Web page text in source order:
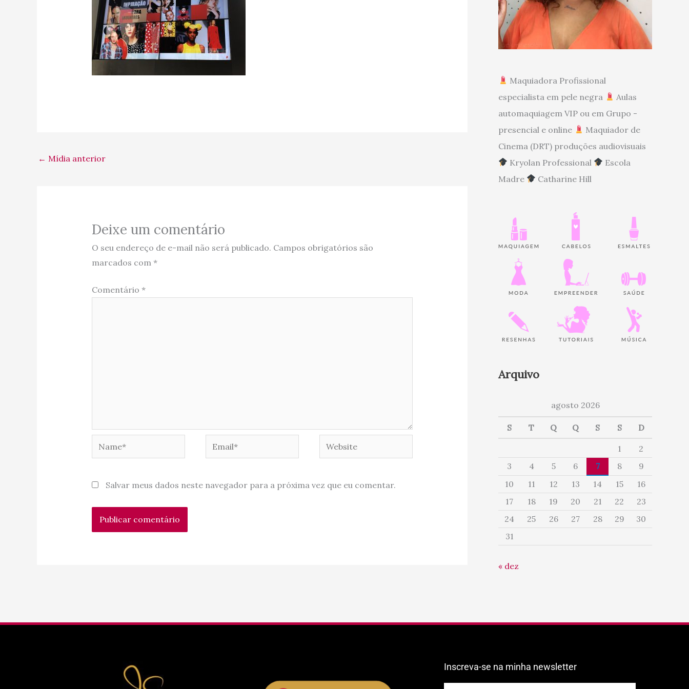
← Mídia anterior
Deixe um comentário
O seu endereço de e-mail não será publicado. Campos obrigatórios são
marcados com *
Comentário *
Website
Salvar meus dados neste navegador para a próxima vez que eu comentar.
Maquiadora Profissional
especialista em pele negra
Aulas
automaquiagem VIP ou em Grupo -
presencial e online
Maquiador de
Cinema (DRT) produções audiovisuais
Kryolan Professional
Escola
Madre
Catharine Hill
Arquivo
agosto 2026
S T Q Q S S D
1
2
3
4 5 6 7 8
9
10
11 12 13 14 15
16
17
18 19 20 21 22
23
24
25 26 27 28 29
30
31
« dez
Inscreva-se na minha newsletter